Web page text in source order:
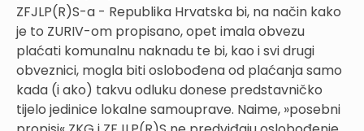
ZFJLP(R)S-a - Republika Hrvatska bi, na način kako
je to ZURIV-om propisano, opet imala obvezu
plaćati komunalnu naknadu te bi, kao i svi drugi
obveznici, mogla biti oslobođena od plaćanja samo
kada (i ako) takvu odluku donese predstavničko
tijelo jedinice lokalne samouprave. Naime, »posebni